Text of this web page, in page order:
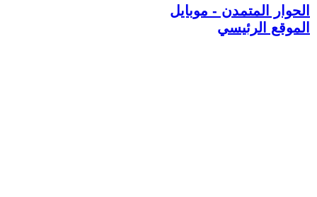
الحوار المتمدن - موبايل
الموقع الرئيسي